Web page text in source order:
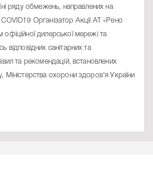
ряду обмежень, направлених на
Організатор Акції АТ «Рено
дилерської мережі та
відповідних санітарних та
та рекомендацій, встановлених
охорони здоров’я України